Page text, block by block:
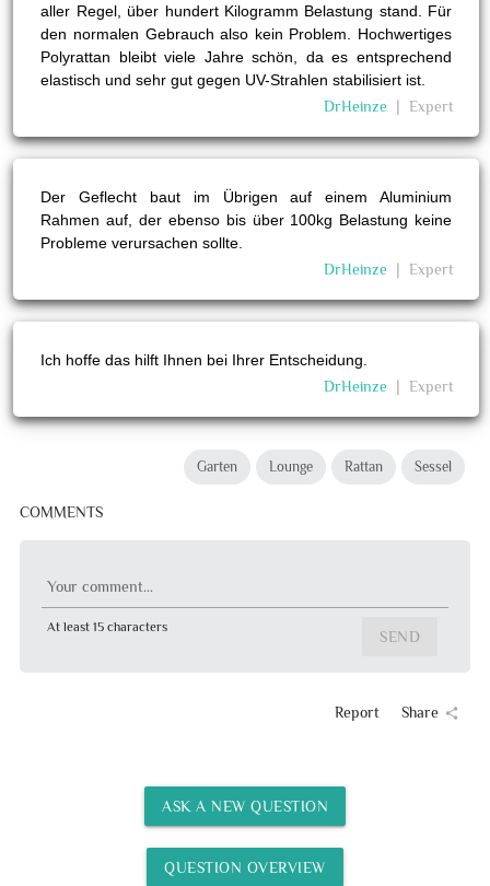
aller Regel, über hundert Kilogramm Belastung stand. Für
den normalen Gebrauch also kein Problem. Hochwertiges
Polyrattan bleibt viele Jahre schön, da es entsprechend
elastisch und sehr gut gegen UV-Strahlen stabilisiert ist.
DrHeinze
Expert
Der Geflecht baut im Übrigen auf einem Aluminium
Rahmen auf, der ebenso bis über 100kg Belastung keine
Probleme verursachen sollte.
DrHeinze
Expert
Ich hoffe das hilft Ihnen bei Ihrer Entscheidung.
DrHeinze
Expert
Garten Lounge Rattan Sessel
COMMENTS
Your comment...
At least 15 characters
SEND
Report Share share
ASK A NEW QUESTION
QUESTION OVERVIEW